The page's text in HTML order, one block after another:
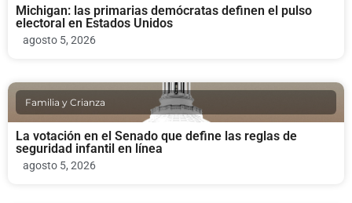
Michigan: las primarias demócratas definen el pulso
electoral en Estados Unidos
agosto 5, 2026
Familia y Crianza
La votación en el Senado que define las reglas de
seguridad infantil en línea
agosto 5, 2026